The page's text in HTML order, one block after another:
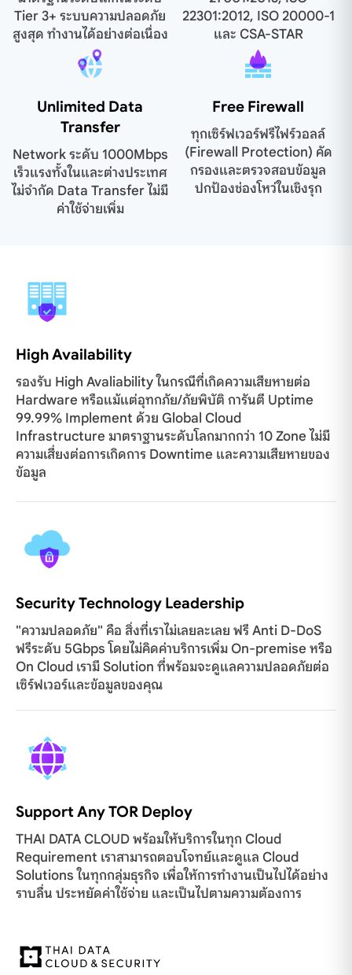
Tier 3+ ระบบความปลอดภัย
สูงสุด ทำงานได้อย่างต่อเนื่อง
22301:2012, ISO 20000-1
และ CSA-STAR
Unlimited Data
Transfer
Network ระดับ 1000Mbps
เร็วแรงทั้งในและต่างประเทศ
ไม่จำกัด Data Transfer ไม่มี
ค่าใช้จ่ายเพิ่ม
Free Firewall
ทุกเซิร์ฟเวอร์ฟรีไฟร์วอลล์
(Firewall Protection) คัด
กรองและตรวจสอบข้อมูล
ปกป้องช่องโหว่ในเชิงรุก
High Availability
รองรับ High Avaliability ในกรณีที่เกิดความเสียหายต่อ
Hardware หรือแม้แต่อุทกภัย/ภัยพิบัติ การันตี Uptime
99.99% Implement ด้วย Global Cloud
Infrastructure มาตราฐานระดับโลกมากกว่า 10 Zone ไม่มี
ความเสี่ยงต่อการเกิดการ Downtime และความเสียหายของ
ข้อมูล
Security Technology Leadership
"ความปลอดภัย" คือ สิ่งที่เราไม่เลยละเลย ฟรี Anti D-DoS
ฟรีระดับ 5Gbps โดยไม่คิดค่าบริการเพิ่ม On-premise หรือ
On Cloud เรามี Solution ที่พร้อมจะดูแลความปลอดภัยต่อ
เซิร์ฟเวอร์และข้อมูลของคุณ
Support Any TOR Deploy
THAI DATA CLOUD พร้อมให้บริการในทุก Cloud
Requirement เราสามารถตอบโจทย์และดูแล Cloud
Solutions ในทุกกลุ่มธุรกิจ เพื่อให้การทำงานเป็นไปได้อย่าง
ราบลื่น ประหยัดค่าใช้จ่าย และเป็นไปตามความต้องการ